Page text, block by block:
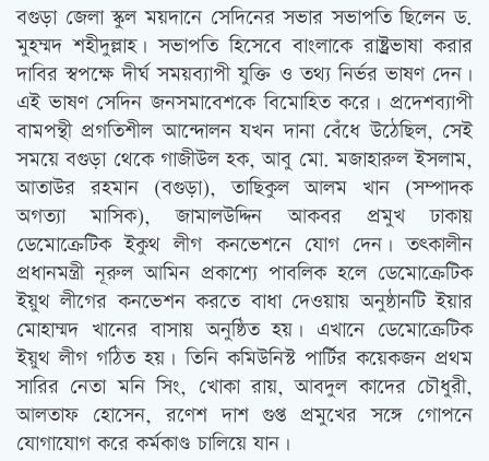
বগুড়া জেলা স্কুল ময়দানে সেদিনের সভার সভাপতি ছিলেন ড.
মুহম্মদ শহীদুল্লাহ। সভাপতি হিসেবে বাংলাকে রাষ্ট্র্রভাষা করার
দাবির স্বপক্ষে দীর্ঘ সময়ব্যাপী যুক্তি ও তথ্য নির্ভর ভাষণ দেন।
এই ভাষণ সেদিন জনসমাবেশকে বিমোহিত করে। প্রদেশব্যাপী
বামপন্থী প্রগতিশীল আন্দোলন যখন দানা বেঁধে উঠেছিল, সেই
সময়ে বগুড়া থেকে গাজীউল হক, আবু মো. মজাহারুল ইসলাম,
আতাউর রহমান (বগুড়া), তাছিকুল আলম খান (সম্পাদক
অগত্যা মাসিক), জামালউদ্দিন আকবর প্রমুখ ঢাকায়
ডেমোক্রেটিক ইকুথ লীগ কনভেশনে যোগ দেন। তত্‍কালীন
প্রধানমন্ত্রী নূরুল আমিন প্রকাশ্যে পাবলিক হলে ডেমোক্রেটিক
ইয়ুথ লীগের কনভেশন করতে বাধা দেওয়ায় অনুষ্ঠানটি ইয়ার
মোহাম্মদ খানের বাসায় অনুষ্ঠিত হয়। এখানে ডেমোক্রেটিক
ইয়ুথ লীগ গঠিত হয়। তিনি কমিউনিস্ট পার্টির কয়েকজন প্রথম
সারির নেতা মনি সিং, খোকা রায়, আবদুল কাদের চৌধুরী,
আলতাফ হোসেন, রণেশ দাশ গুপ্ত প্রমুখের সঙ্গে গোপনে
যোগাযোগ করে কর্মকাণ্ড চালিয়ে যান।